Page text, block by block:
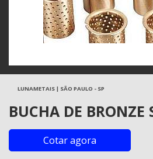
LUNAMETAIS | SÃO PAULO - SP
BUCHA DE BRONZE
Cotar agora